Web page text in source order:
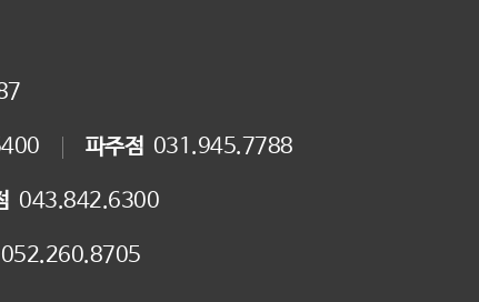
파주점 031.945.7788
043.842.6300
052.260.8705